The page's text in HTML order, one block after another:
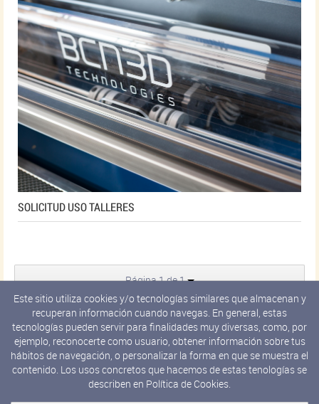
SOLICITUD USO TALLERES
Página 1 de 1
←
Primero
Anterior
Siguiente
Último →
Este sitio utiliza cookies y/o tecnologías similares que almacenan y
recuperan información cuando navegas. En general, estas
tecnologías pueden servir para finalidades muy diversas, como, por
ejemplo, reconocerte como usuario, obtener información sobre tus
hábitos de navegación, o personalizar la forma en que se muestra el
contenido. Los usos concretos que hacemos de estas tenologías se
describen en Política de Cookies.